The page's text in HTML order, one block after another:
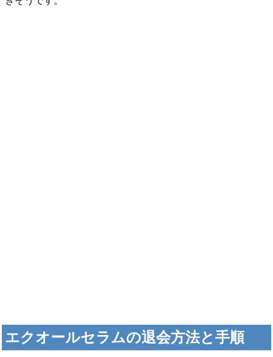
エクオールセラムの退会方法と手順